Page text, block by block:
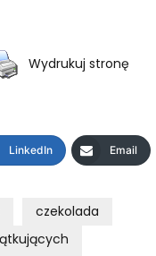
Wydrukuj stronę
LinkedIn Email
czekolada